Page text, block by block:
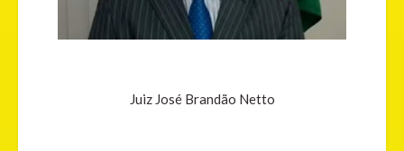
Juiz José Brandão Netto